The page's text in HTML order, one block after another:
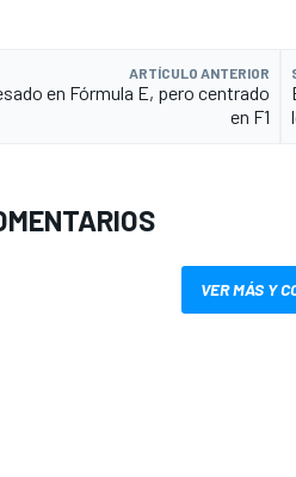
ARTÍCULO ANTERIOR
en Fórmula E, pero centrado
en F1
VER MÁS Y